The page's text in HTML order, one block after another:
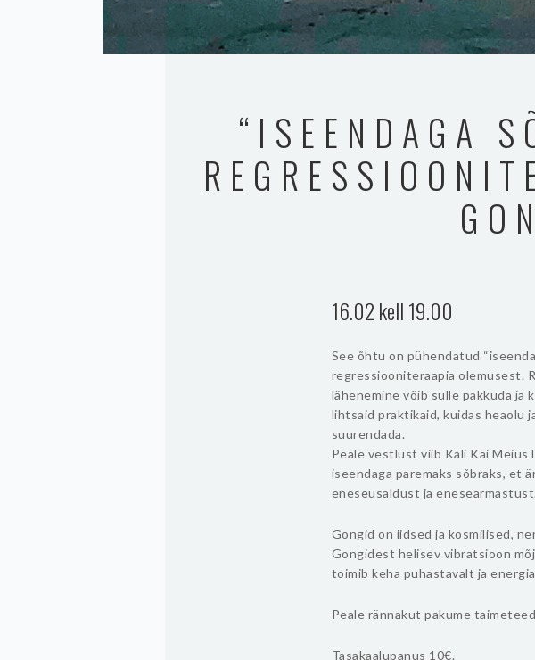
“ISEENDAGA
16.02 kell 19.00
See õhtu on pühendatud
regressiooniteraapia olemusest.
lähenemine võib sulle pakkuda ja
lihtsaid praktikaid, kuidas heaolu
suurendada.
Peale vestlust viib Kali Kai Meius
iseendaga paremaks sõbraks, et
eneseusaldust ja enesearmastust.
Gongid on iidsed ja kosmilised,
Gongidest helisev vibratsioon
toimib keha puhastavalt ja
Peale rännakut pakume
Tasakaalupanus 10€.